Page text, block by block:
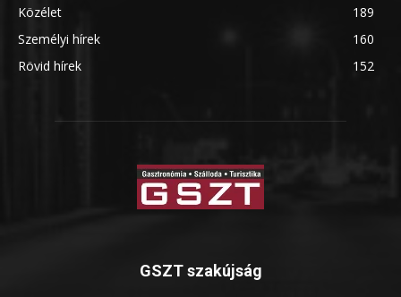
Közélet
189
Személyi hírek
160
Rövid hírek
152
GSZT szakújság